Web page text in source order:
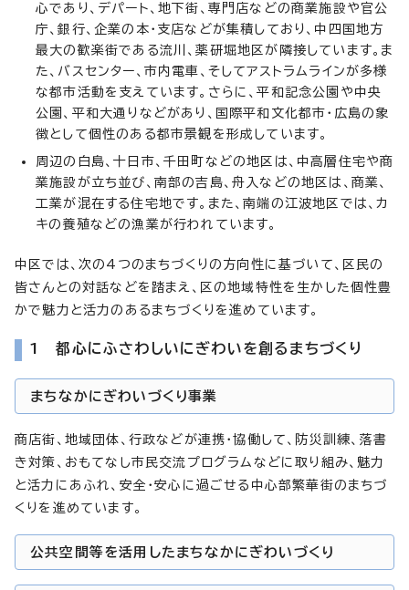
心であり、デパート、地下街、専門店などの商業施設や官公
庁、銀行、企業の本・支店などが集積しており、中四国地方
最大の歓楽街である流川、薬研堀地区が隣接しています。ま
た、バスセンター、市内電車、そしてアストラムラインが多様
な都市活動を支えています。さらに、平和記念公園や中央
公園、平和大通りなどがあり、国際平和文化都市・広島の象
徴として個性のある都市景観を形成しています。
周辺の白島、十日市、千田町などの地区は、中高層住宅や商
業施設が立ち並び、南部の吉島、舟入などの地区は、商業、
工業が混在する住宅地です。また、南端の江波地区では、カ
キの養殖などの漁業が行われています。
中区では、次の4つのまちづくりの方向性に基づいて、区民の
皆さんとの対話などを踏まえ、区の地域特性を生かした個性豊
かで魅力と活力のあるまちづくりを進めています。
1 都心にふさわしいにぎわいを創るまちづくり
まちなかにぎわいづくり事業
商店街、地域団体、行政などが連携・協働して、防災訓練、落書
き対策、おもてなし市民交流プログラムなどに取り組み、魅力
と活力にあふれ、安全・安心に過ごせる中心部繁華街のまちづ
くりを進めています。
公共空間等を活用したまちなかにぎわいづくり